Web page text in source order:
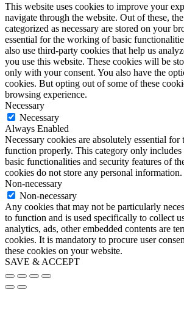
This website uses cookies to improve your
navigate through the website. Out of these,
categorized as necessary are stored on your
essential for the working of basic
also use third-party cookies that help us
you use this website. These cookies will be
only with your consent. You also have the
cookies. But opting out of some of these
browsing experience.
Necessary
Necessary
Always Enabled
Necessary cookies are absolutely essential for
function properly. This category only includes
basic functionalities and security features of
cookies do not store any personal information.
Non-necessary
Non-necessary
Any cookies that may not be particularly
to function and is used specifically to collect
analytics, ads, other embedded contents are
cookies. It is mandatory to procure user
these cookies on your website.
SAVE & ACCEPT